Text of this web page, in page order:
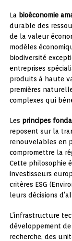
La bioéconomie
durable des
de la valeur
modèles
biodiversité
entreprises
produits à haute
premières
complexes qui
Les principes
reposent sur la
renouvelables en
compromettre la
Cette philosophie
investisseurs
critères ESG
leurs décisions
L’infrastructure
développement
recherche, des